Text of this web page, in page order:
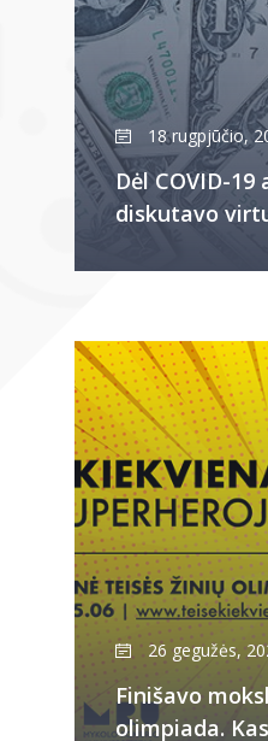
18 rugpjūčio,
Dėl COVID-
diskutavo
26 gegužės,
Finišavo
olimpiada.